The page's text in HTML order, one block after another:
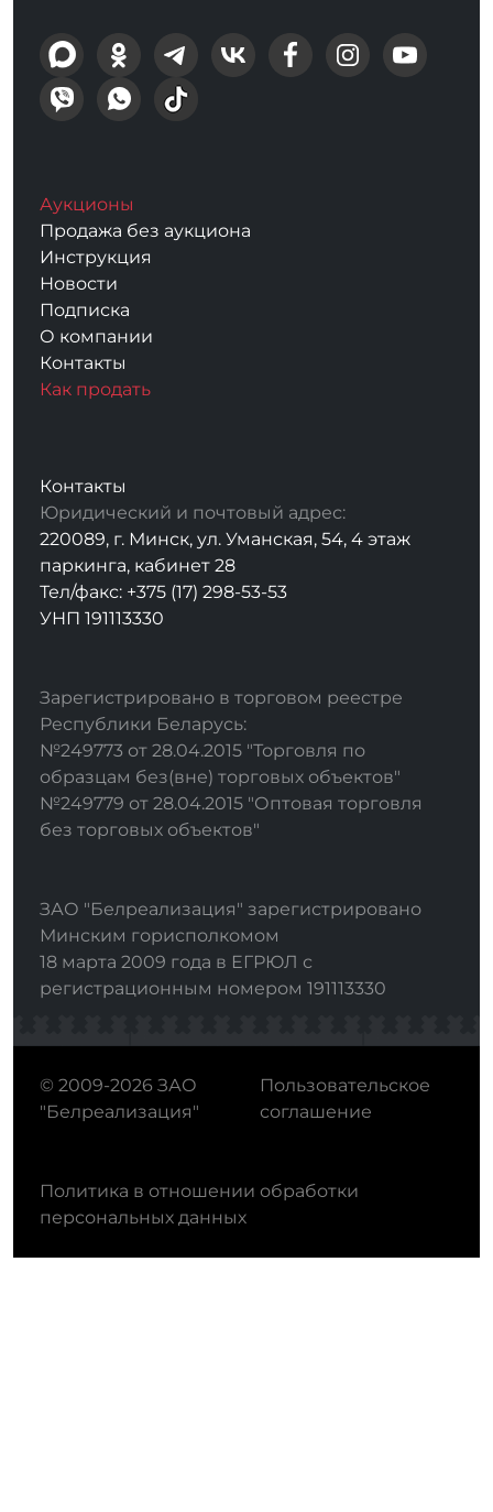
Аукционы
Продажа без аукциона
Инструкция
Новости
Подписка
О компании
Контакты
Как продать
Контакты
Юридический и почтовый адрес:
220089, г. Минск, ул. Уманская, 54, 4 этаж
паркинга, кабинет 28
Тел/факс: +375 (17) 298-53-53
УНП 191113330
Зарегистрировано в торговом реестре
Республики Беларусь:
№249773 от 28.04.2015 "Торговля по
образцам без(вне) торговых объектов"
№249779 от 28.04.2015 "Оптовая торговля
без торговых объектов"
ЗАО "Белреализация" зарегистрировано
Минским горисполкомом
18 марта 2009 года в ЕГРЮЛ с
регистрационным номером 191113330
© 2009-2026 ЗАО
"Белреализация"
Пользовательское
соглашение
Политика в отношении обработки
персональных данных